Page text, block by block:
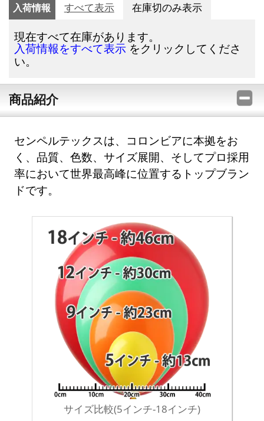
入荷情報 すべて表示 在庫切のみ表示
現在すべて在庫があります。
入荷情報をすべて表示 をクリックしてくださ
い。
商品紹介
センペルテックスは、コロンビアに本拠をお
く、品質、色数、サイズ展開、そしてプロ採用
率において世界最高峰に位置するトップブラン
ドです。
サイズ比較(5インチ-18インチ)